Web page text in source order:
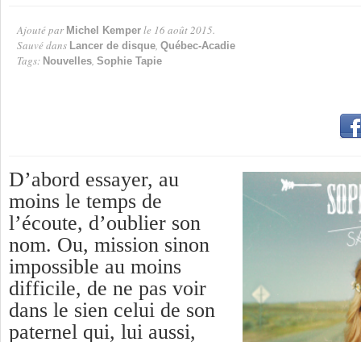
Ajouté par Michel Kemper le 16 août 2015.
Sauvé dans Lancer de disque, Québec-Acadie
Tags: Nouvelles, Sophie Tapie
D’abord essayer, au
moins le temps de
l’écoute, d’oublier son
nom. Ou, mission sinon
impossible au moins
difficile, de ne pas voir
dans le sien celui de son
paternel qui, lui aussi,